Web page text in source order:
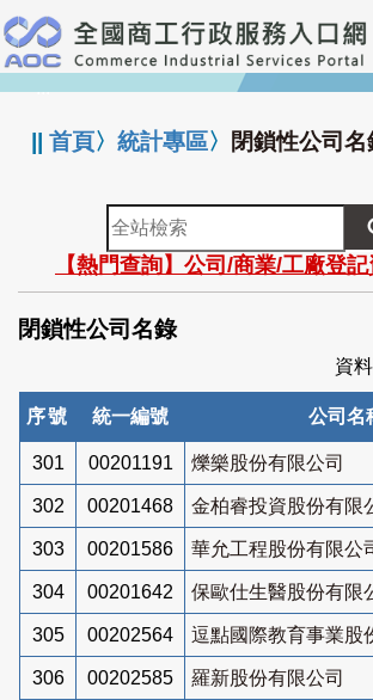
跳
到
主
要
:::
||首頁〉統計專區〉 閉鎖性公司名
全
站
檢
索
【熱門查詢】公司/商業/工廠登
閉鎖性公司名錄
資
序號 統一編號 公司名
301 00201191 爍樂股份有限公司
302 00201468 金柏睿投資股份有限
303 00201586 華允工程股份有限公
304 00201642 保歐仕生醫股份有限
305 00202564 逗點國際教育事業股
306 00202585 羅新股份有限公司